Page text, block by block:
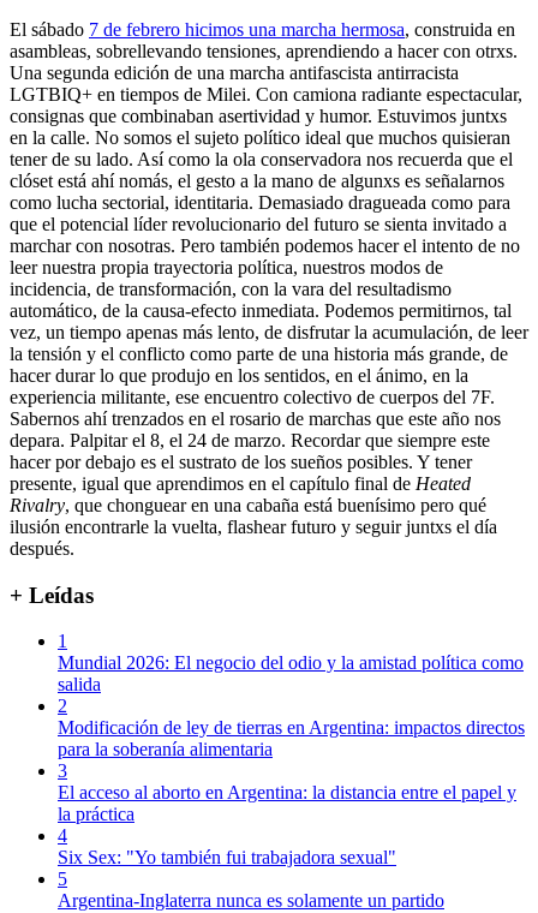
El sábado 7 de febrero hicimos una marcha hermosa, construida en
asambleas, sobrellevando tensiones, aprendiendo a hacer con otrxs.
Una segunda edición de una marcha antifascista antirracista
LGTBIQ+ en tiempos de Milei. Con camiona radiante espectacular,
consignas que combinaban asertividad y humor. Estuvimos juntxs
en la calle. No somos el sujeto político ideal que muchos quisieran
tener de su lado. Así como la ola conservadora nos recuerda que el
clóset está ahí nomás, el gesto a la mano de algunxs es señalarnos
como lucha sectorial, identitaria. Demasiado dragueada como para
que el potencial líder revolucionario del futuro se sienta invitado a
marchar con nosotras. Pero también podemos hacer el intento de no
leer nuestra propia trayectoria política, nuestros modos de
incidencia, de transformación, con la vara del resultadismo
automático, de la causa-efecto inmediata. Podemos permitirnos, tal
vez, un tiempo apenas más lento, de disfrutar la acumulación, de leer
la tensión y el conflicto como parte de una historia más grande, de
hacer durar lo que produjo en los sentidos, en el ánimo, en la
experiencia militante, ese encuentro colectivo de cuerpos del 7F.
Sabernos ahí trenzados en el rosario de marchas que este año nos
depara. Palpitar el 8, el 24 de marzo. Recordar que siempre este
hacer por debajo es el sustrato de los sueños posibles. Y tener
presente, igual que aprendimos en el capítulo final de Heated
Rivalry, que chonguear en una cabaña está buenísimo pero qué
ilusión encontrarle la vuelta, flashear futuro y seguir juntxs el día
después.
+ Leídas
1
Mundial 2026: El negocio del odio y la amistad política como
salida
2
Modificación de ley de tierras en Argentina: impactos directos
para la soberanía alimentaria
3
El acceso al aborto en Argentina: la distancia entre el papel y
la práctica
4
Six Sex: "Yo también fui trabajadora sexual"
5
Argentina-Inglaterra nunca es solamente un partido